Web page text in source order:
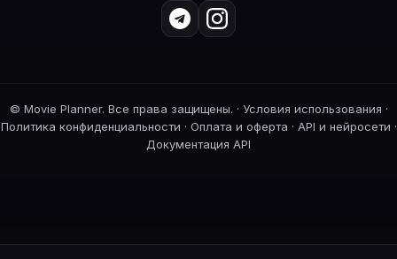
© Movie Planner. Все права защищены. · Условия использования ·
Политика конфиденциальности · Оплата и оферта · API и нейросети ·
Документация API